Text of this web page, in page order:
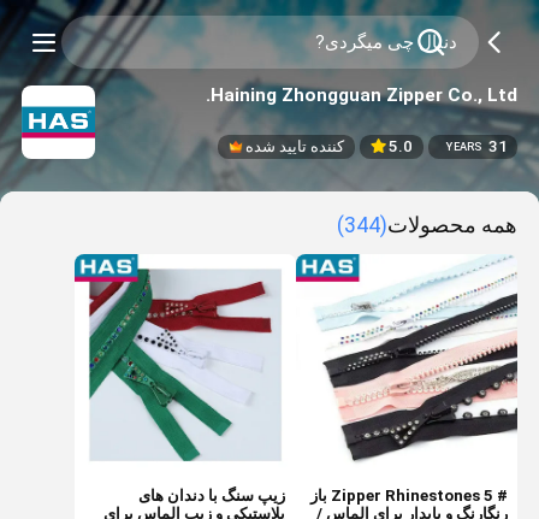
Haining Zhongguan Zipper Co., Ltd.
31
YEARS
5.0 کننده تایید شده
همه محصولات(344)
زیپ سنگ با دندان های
پلاستیکی و زیپ الماس برای
# 5 Zipper Rhinestones باز
رنگارنگ و پایدار برای الماس /